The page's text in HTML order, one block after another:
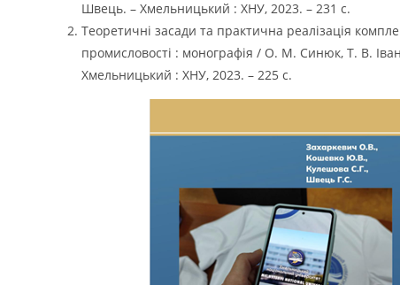
Швець. – Хмельницький : ХНУ, 2023. – 231 с.
Теоретичні засади та практична реалізація
промисловості : монографія / О. М. Синюк, Т. В.
Хмельницький : ХНУ, 2023. – 225 с.